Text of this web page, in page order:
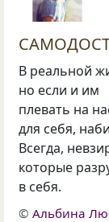
В реальной
но если и им
плевать на
для себя,
Всегда,
которые
в себя.
©Альбина